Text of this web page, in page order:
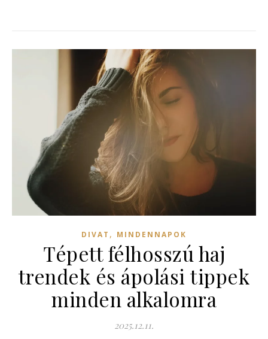
DIVAT , MINDENNAPOK
Tépett félhosszú haj
trendek és ápolási tippek
minden alkalomra
2025.12.11.